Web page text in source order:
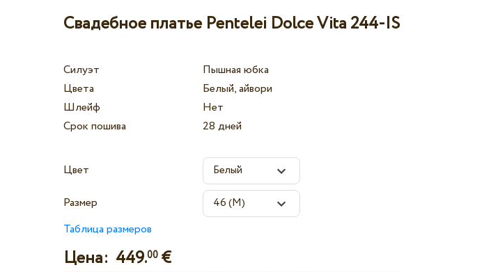
Свадебное платье Pentelei Dolce Vita 244-IS
Силуэт
Пышная юбка
Цвета
Белый, айвори
Шлейф
Нет
Срок пошива
28 дней
Цвет
Размер
Таблица размеров
Цена: 449.00 €